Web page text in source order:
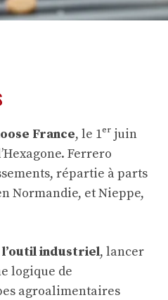
France, le 1ᵉʳ juin
Ferrero
répartie à parts
Normandie, et Nieppe,
industriel, lancer
logique de
agroalimentaires